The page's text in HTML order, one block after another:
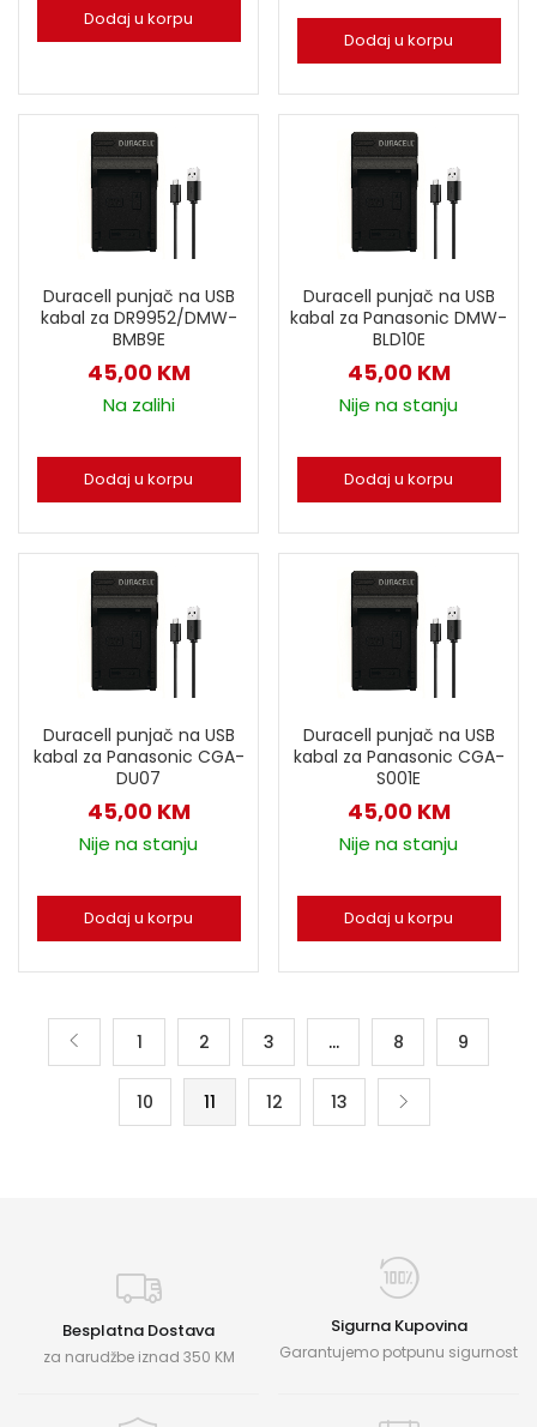
Dodaj u korpu
Dodaj u korpu
Duracell punjač na USB
kabal za DR9952/DMW-
BMB9E
45,00 KM
Na zalihi
Dodaj u korpu
Duracell punjač na USB
kabal za Panasonic DMW-
BLD10E
45,00 KM
Nije na stanju
Dodaj u korpu
Duracell punjač na USB
kabal za Panasonic CGA-
DU07
45,00 KM
Nije na stanju
Dodaj u korpu
Duracell punjač na USB
kabal za Panasonic CGA-
S001E
45,00 KM
Nije na stanju
Dodaj u korpu
1 2 3 … 8 9
10 11 12 13
Besplatna Dostava
za narudžbe iznad 350 KM
Sigurna Kupovina
Garantujemo potpunu sigurnost